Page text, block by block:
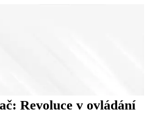
Revoluce v ovládání